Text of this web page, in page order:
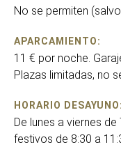
No se permiten
APARCAMIENTO:
11 € por noche.
Plazas limitadas, no
HORARIO DESAYUNO:
De lunes a viernes
festivos de 8:30 a